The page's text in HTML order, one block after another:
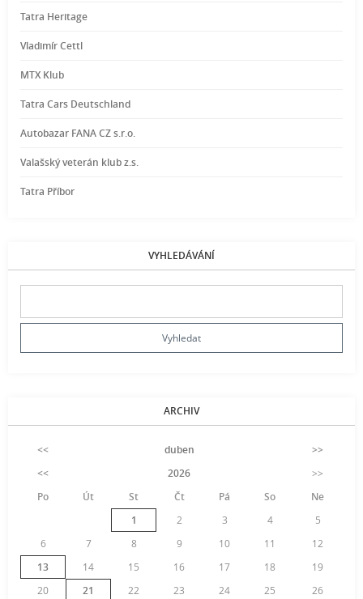
Tatra Heritage
Vladimír Cettl
MTX Klub
Tatra Cars Deutschland
Autobazar FANA CZ s.r.o.
Valašský veterán klub z.s.
Tatra Příbor
VYHLEDÁVÁNÍ
ARCHIV
<< duben
>>
<<
2026
>>
Po
Út St Čt Pá So
Ne
1
2 3 4
5
6
7 8 9 10 11
12
13
14 15 16 17 18
19
20
21 22 23 24 25
26